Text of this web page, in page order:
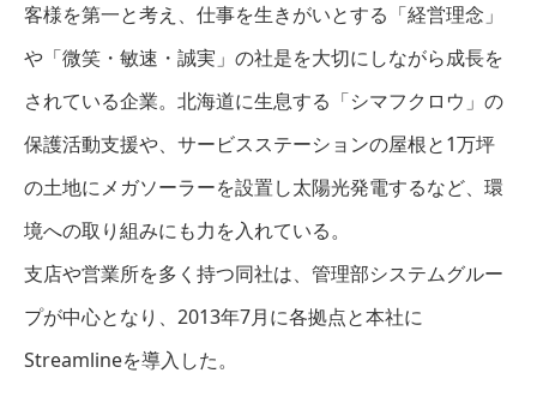
客様を第一と考え、仕事を生きがいとする「経営理念」
や「微笑・敏速・誠実」の社是を大切にしながら成長を
されている企業。北海道に生息する「シマフクロウ」の
保護活動支援や、サービスステーションの屋根と1万坪
の土地にメガソーラーを設置し太陽光発電するなど、環
境への取り組みにも力を入れている。
支店や営業所を多く持つ同社は、管理部システムグルー
プが中心となり、2013年7月に各拠点と本社に
Streamlineを導入した。